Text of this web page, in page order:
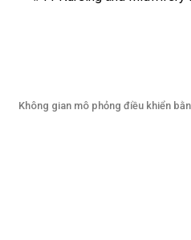
Không gian mô phỏng điều khiển